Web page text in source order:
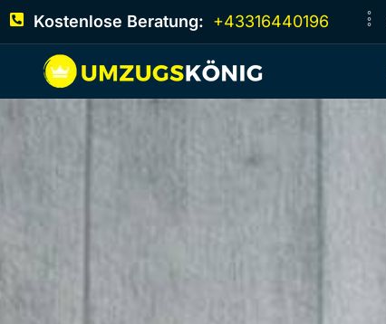
Kostenlose Beratung: +43316440196